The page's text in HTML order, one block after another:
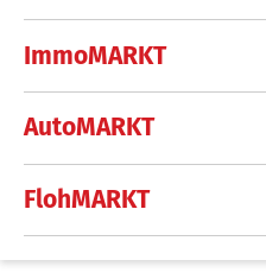
ImmoMARKT
AutoMARKT
FlohMARKT